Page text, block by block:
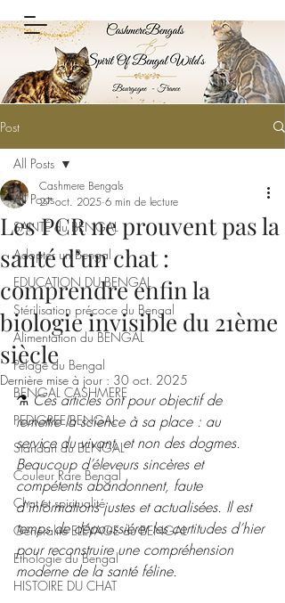
Post
All Posts
SANTÉ du BENGAL
Adopter un Bengal
EDUCATION DU BENGAL
Stérilisation précoce du Bengal
Alimentation du BENGAL
Pelage du Bengal
BENGAL CASHMERE
PEDIGREE BENGAL
Standart du BENGAL
Couleur Rare Bengal
Chat et spiritualité
Généralité ELEVAGE du BENGAL
Ethologie du Bengal
HISTOIRE DU CHAT
All Posts
Les PCR ne prouvent pas la
santé d’un chat :
comprendre enfin la
biologie invisible du 21ème
siècle
Cashmere Bengals
27 oct. 2025 6 min de lecture
Dernière mise à jour : 30 oct. 2025
⚗️ Ces articles ont pour objectif de
remettre la science à sa place : au
service du vivant, et non des dogmes.
Beaucoup d’éleveurs sincères et
compétents abandonnent, faute
d’informations justes et actualisées. Il est
temps de dépoussiérer les certitudes d’hier
pour reconstruire une compréhension
moderne de la santé féline.